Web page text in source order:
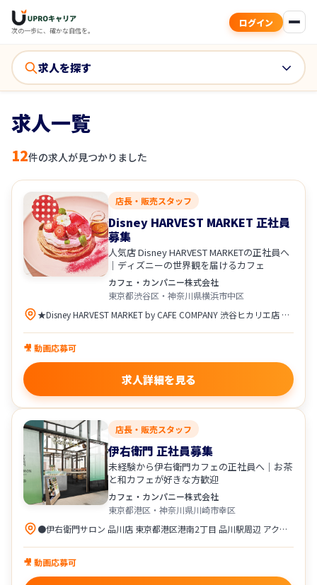
次の一歩に、確かな自信を。
ログイン
求人を探す
求人一覧
12件の求人が見つかりました
店長・販売スタッフ
Disney HARVEST MARKET 正社員
募集
人気店 Disney HARVEST MARKETの正社員へ
｜ディズニーの世界観を届けるカフェ
カフェ・カンパニー株式会社
東京都渋谷区・神奈川県横浜市中区
★Disney HARVEST MARKET by CAFE COMPANY 渋谷ヒカリエ店 東京都渋谷区渋谷2-21-1 渋谷ヒカリエ7F アクセス ・各線「渋谷駅」直結、徒歩圏内 ★Disney HARVEST MARKET by CAFE COMPANY 横浜赤レンガ倉庫店 神奈川県横浜市中区新港1-1-2 横浜赤レンガ倉庫2号館3F アクセス ・みなとみらい線「日本大通り駅」より徒歩圏内 ・みなとみらい線「馬車道駅」より徒歩圏内 ・JR、横浜市営地下鉄「桜木町駅」より徒歩圏内 配属は、希望や通勤を考慮して決定します。
🎥 動画応募可
求人詳細を見る
店長・販売スタッフ
伊右衛門 正社員募集
未経験から伊右衛門カフェの正社員へ｜お茶
と和カフェが好きな方歓迎
カフェ・カンパニー株式会社
東京都港区・神奈川県川崎市幸区
●伊右衛門サロン 品川店 東京都港区港南2丁目 品川駅周辺 アクセス ・各線「品川駅」より徒歩圏内 ●伊右衛門サロン ラゾーナ川崎店 神奈川県川崎市幸区堀川町72-1 ラゾーナ川崎プラザ内 アクセス ・JR「川崎駅」より徒歩1分 ・京急本線「京急川崎駅」より徒歩3分 配属は、希望や通勤を考慮して決定します。
🎥 動画応募可